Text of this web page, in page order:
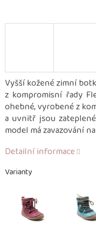
Varianty
Vyšší kožené zimní
z kompromisní řady
ohebné, vyrobené z
a uvnitř jsou
model má zavazování
Detailní informace